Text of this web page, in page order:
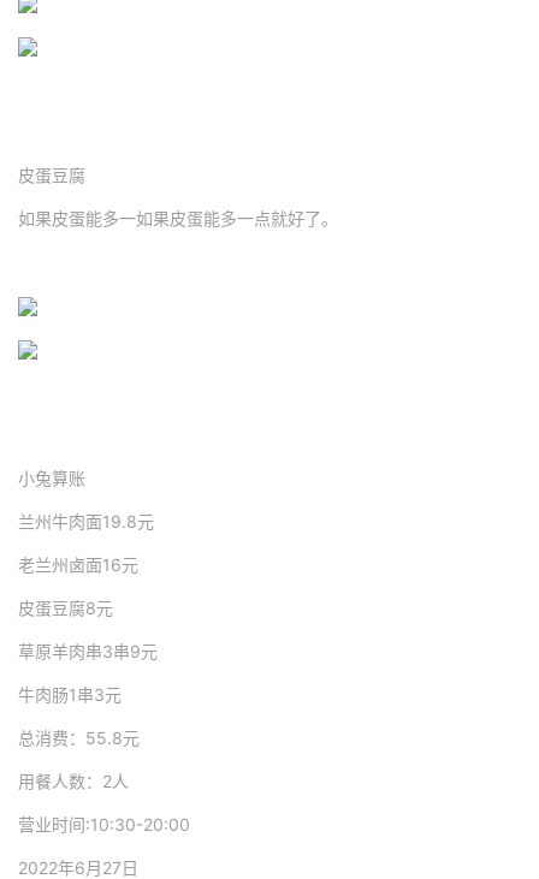
皮蛋豆腐
如果皮蛋能多一如果皮蛋能多一点就好了。
小兔算账
兰州牛肉面19.8元
老兰州卤面16元
皮蛋豆腐8元
草原羊肉串3串9元
牛肉肠1串3元
总消费：55.8元
用餐人数：2人
营业时间:10:30-20:00
2022年6月27日